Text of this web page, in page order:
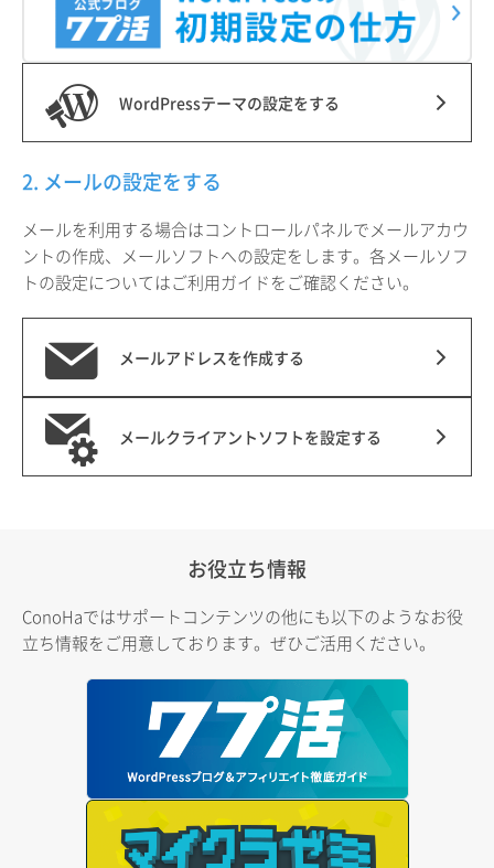
WordPressテーマの設定をする
2. メールの設定をする
メールを利用する場合はコントロールパネルでメールアカウ
ントの作成、メールソフトへの設定をします。各メールソフ
トの設定についてはご利用ガイドをご確認ください。
メールアドレスを作成する
メールクライアントソフトを設定する
お役立ち情報
ConoHaではサポートコンテンツの他にも以下のようなお役
立ち情報をご用意しております。ぜひご活用ください。